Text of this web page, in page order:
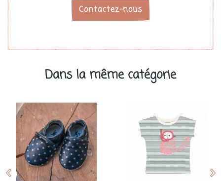
Contactez-nous
Dans la même catégorie